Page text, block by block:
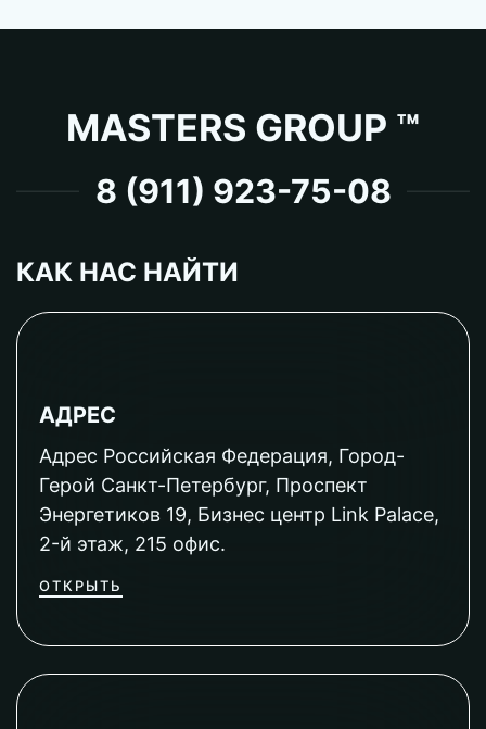
MASTERS GROUP ™
8 (911) 923-75-08
КАК НАС НАЙТИ
АДРЕС
Адрес Российская Федерация, Город-
Герой Санкт-Петербург, Проспект
Энергетиков 19, Бизнес центр Link Palace,
2-й этаж, 215 офис.
ОТКРЫТЬ